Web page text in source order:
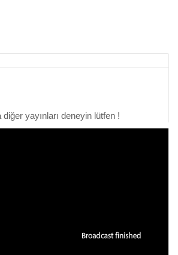
diğer yayınları deneyin lütfen !